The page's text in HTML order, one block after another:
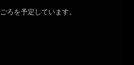
ろを予定しています。